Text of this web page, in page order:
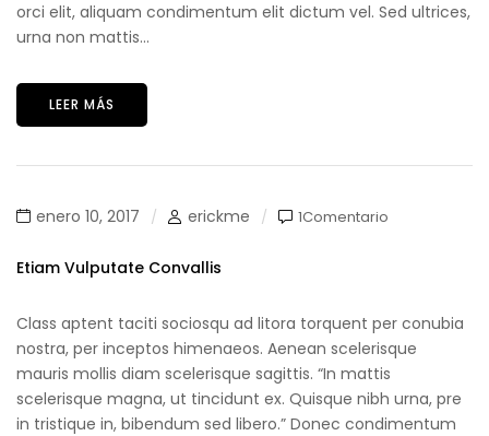
orci elit, aliquam condimentum elit dictum vel. Sed ultrices,
urna non mattis...
LEER MÁS
enero 10, 2017 erickme 1Comentario
Etiam Vulputate Convallis
Class aptent taciti sociosqu ad litora torquent per conubia
nostra, per inceptos himenaeos. Aenean scelerisque
mauris mollis diam scelerisque sagittis. “In mattis
scelerisque magna, ut tincidunt ex. Quisque nibh urna, pre
in tristique in, bibendum sed libero.” Donec condimentum